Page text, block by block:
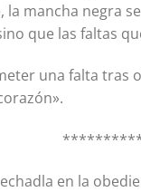
mancha negra
que las faltas
en la